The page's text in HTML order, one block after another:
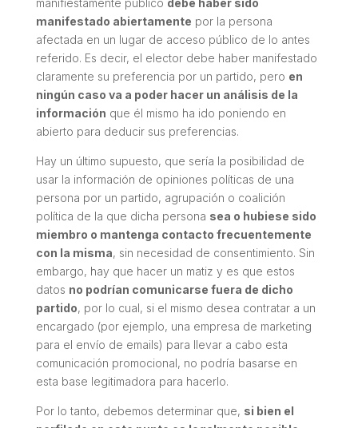
manifestado abiertamente por la persona
afectada en un lugar de acceso público de lo antes
referido. Es decir, el elector debe haber manifestado
claramente su preferencia por un partido, pero en
ningún caso va a poder hacer un análisis de la
información que él mismo ha ido poniendo en
abierto para deducir sus preferencias.
Hay un último supuesto, que sería la posibilidad de
usar la información de opiniones políticas de una
persona por un partido, agrupación o coalición
política de la que dicha persona sea o hubiese sido
miembro o mantenga contacto frecuentemente
con la misma, sin necesidad de consentimiento. Sin
embargo, hay que hacer un matiz y es que estos
datos no podrían comunicarse fuera de dicho
partido, por lo cual, si el mismo desea contratar a un
encargado (por ejemplo, una empresa de marketing
para el envío de emails) para llevar a cabo esta
comunicación promocional, no podría basarse en
esta base legitimadora para hacerlo.
Por lo tanto, debemos determinar que, si bien el